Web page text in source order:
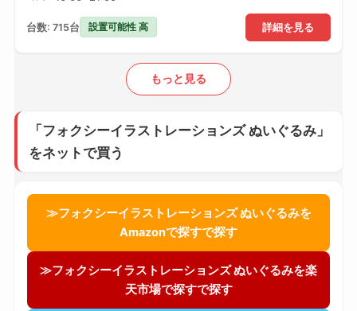
詳細を見る
台数: 715台 設置可能性 高
もっと見る
「フォクシーイラストレーションズ ぬいぐるみ」
をネットで買う
≫フォクシーイラストレーションズ ぬいぐるみを
Amazonで探すで探す
≫フォクシーイラストレーションズ ぬいぐるみを楽
天市場で探すで探す